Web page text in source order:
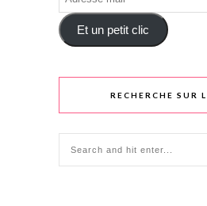
mail
Et un petit clic
RECHERCHE SUR